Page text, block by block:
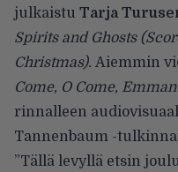
julkaistu Tarja
Spirits and Ghosts
Christmas). Aiemmin
Come, O Come,
rinnalleen
Tannenbaum -
”Tällä levyllä etsin